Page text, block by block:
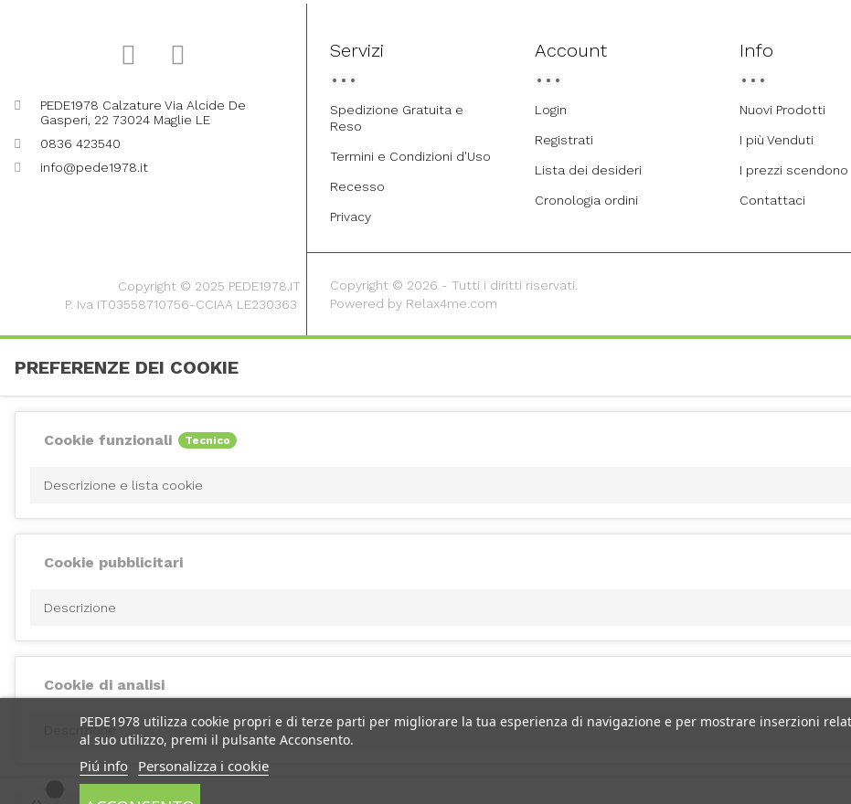
PEDE1978 Calzature Via Alcide De
Gasperi, 22 73024 Maglie LE
0836 423540
info@pede1978.it
Servizi
Spedizione Gratuita e
Reso
Termini e Condizioni d'Uso
Recesso
Privacy
Account
Login
Registrati
Lista dei desideri
Cronologia ordini
Info
Nuovi Prodotti
I più Venduti
I prezzi scendono
Contattaci
Copyright © 2025 PEDE1978.IT
P. Iva IT03558710756-CCIAA LE230363
Copyright © 2026 - Tutti i diritti riservati.
Powered by Relax4me.com
PEDE1978 utilizza cookie propri e di terze parti per migliorare la tua esperienza di navigazione e per mostrare inserzioni
al suo utilizzo, premi il pulsante Acconsento.
Piú info Personalizza i cookie
PREFERENZE DEI COOKIE
Cookie funzionali Tecnico
Descrizione e lista cookie
Cookie pubblicitari
Descrizione
Cookie di analisi
Descrizione